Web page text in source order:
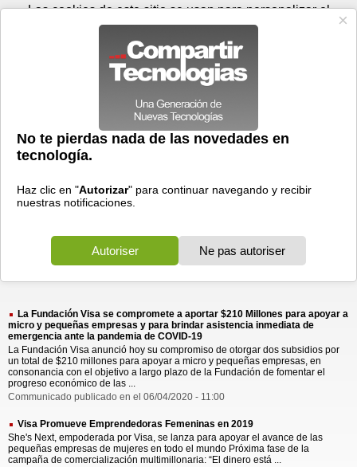
Prensa Videos
> fundacion visa compromete
fundacion visa compromete
3 resultados Ordenar por fecha-Ordenar por pertinencia
La Fundación Visa se compromete a aportar $210 Millones para apoyar a
micro y pequeñas empresas y para brindar asistencia inmediata de
emergencia ante la pandemia de COVID-19
La Fundación Visa anunció hoy su compromiso de otorgar dos subsidios por
un total de $210 millones para apoyar a micro y pequeñas empresas, en
consonancia con el objetivo a largo plazo de la Fundación de fomentar el
progreso económico de las ...
Communicado publicado en el 06/04/2020 - 11:00
Visa Promueve Emprendedoras Femeninas en 2019
She's Next, empoderada por Visa, se lanza para apoyar el avance de las
pequeñas empresas de mujeres en todo el mundo Próxima fase de la
campaña de comercialización multimillonaria: “El dinero está ...
Lunes 10 de agosto - 09:03 Registrar Conectar
Las cookies de este sitio se usan para personalizar el
contenido y los anuncios, para ofrecer funciones de medios
sociales y para analizar el tráfico. Además, compartimos
información sobre el uso que haga del sitio web con nuestros
partners de medios sociales, de publicidad y de análisis
web.
OK